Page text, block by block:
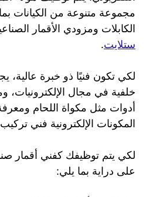
مجموعة متنوعة من الكيانات
الكابلات ومزودي الأقمار
ستلايت.
لكي تكون فنيًا ذو خبرة عالية،
خلفية في مجال الإلكترونيات،
أدوات مثل مكواة اللحام
المكونات الإلكترونية فني
لكي يتم توظيفك كفني أقمار
على دراية بما يلي: